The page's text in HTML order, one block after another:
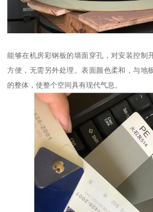
能够在机房彩钢板的墙面穿孔，对安装控制
方便，无需另外处理。表面颜色柔和，与地
的整体，使整个空间具有现代气息。